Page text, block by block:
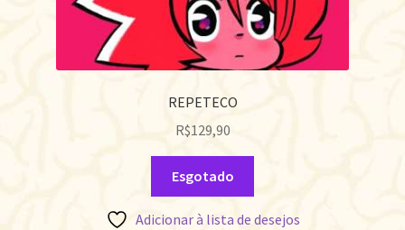
REPETECO
R$129,90
Esgotado
Adicionar à lista de desejos